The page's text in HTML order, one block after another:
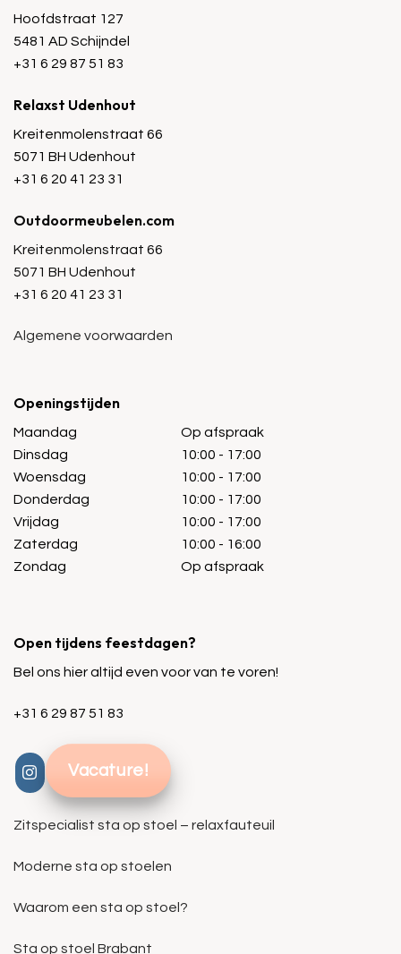
Hoofdstraat 127
5481 AD Schijndel
+31 6 29 87 51 83
Relaxst Udenhout
Kreitenmolenstraat 66
5071 BH Udenhout
+31 6 20 41 23 31
Outdoormeubelen.com
Kreitenmolenstraat 66
5071 BH Udenhout
+31 6 20 41 23 31
Algemene voorwaarden
Openingstijden
Maandag
Dinsdag
Woensdag
Donderdag
Vrijdag
Zaterdag
Zondag
Op afspraak
10:00 - 17:00
10:00 - 17:00
10:00 - 17:00
10:00 - 17:00
10:00 - 16:00
Op afspraak
Open tijdens feestdagen?
Bel ons hier altijd even voor van te voren!
+31 6 29 87 51 83
Vacature!
Zitspecialist sta op stoel – relaxfauteuil
Moderne sta op stoelen
Waarom een sta op stoel?
Sta op stoel Brabant